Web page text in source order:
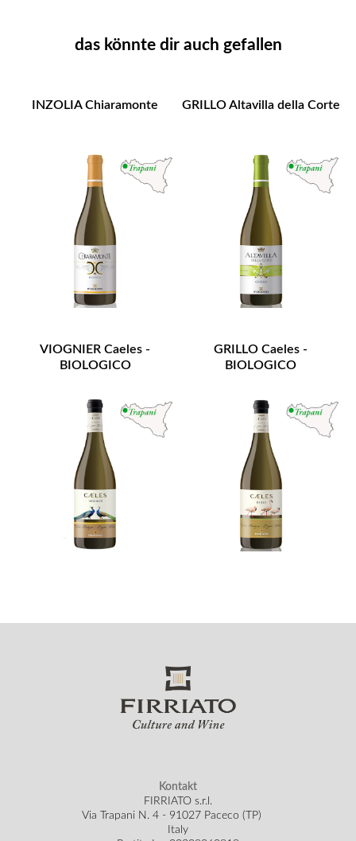
das könnte dir auch gefallen
INZOLIA Chiaramonte GRILLO Altavilla della Corte
VIOGNIER Caeles -
BIOLOGICO
GRILLO Caeles -
BIOLOGICO
Kontakt
FIRRIATO s.r.l.
Via Trapani N. 4 - 91027 Paceco (TP)
Italy